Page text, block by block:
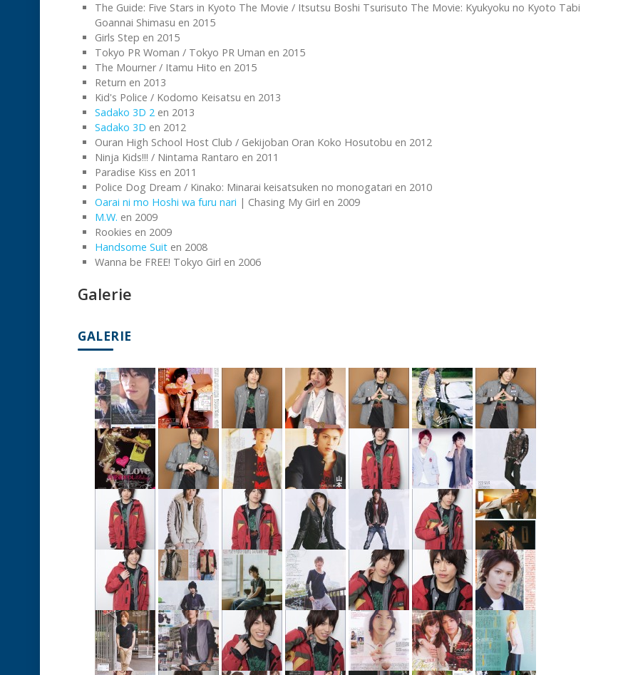
The Guide: Five Stars in Kyoto The Movie / Itsutsu Boshi Tsurisuto The Movie: Kyukyoku no Kyoto Tabi
Goannai Shimasu en 2015
Girls Step en 2015
Tokyo PR Woman / Tokyo PR Uman en 2015
The Mourner / Itamu Hito en 2015
Return en 2013
Kid's Police / Kodomo Keisatsu en 2013
Sadako 3D 2 en 2013
Sadako 3D en 2012
Ouran High School Host Club / Gekijoban Oran Koko Hosutobu en 2012
Ninja Kids!!! / Nintama Rantaro en 2011
Paradise Kiss en 2011
Police Dog Dream / Kinako: Minarai keisatsuken no monogatari en 2010
Oarai ni mo Hoshi wa furu nari | Chasing My Girl en 2009
M.W. en 2009
Rookies en 2009
Handsome Suit en 2008
Wanna be FREE! Tokyo Girl en 2006
Galerie
GALERIE